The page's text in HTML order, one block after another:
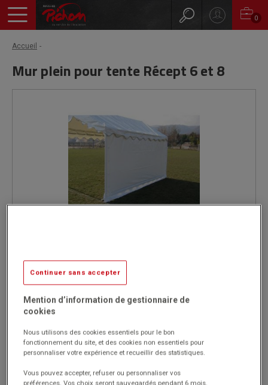
0
Accueil
Mur plein pour tente Récept 6 et 8
Livré par notre fournisseur
Réf. 1012227
(Produit ni repris, ni échangé)
Mur plein 4 m Trigano Collectivités
Tissu enduit blanc, largeur 4 m.
Marque : Trigano Collectivités
Continuer sans accepter
Mention d’information de gestionnaire de
cookies
Nous utilisons des cookies essentiels pour le bon
fonctionnement du site, et des cookies non essentiels pour
personnaliser votre expérience et recueillir des statistiques.
Vous pouvez accepter, refuser ou personnaliser vos
préférences. Vos choix seront sauvegardés pendant 6 mois.